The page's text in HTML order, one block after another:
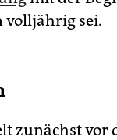
volljährig sei.
zunächst vor